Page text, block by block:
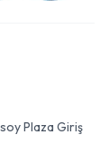
Plaza Giriş